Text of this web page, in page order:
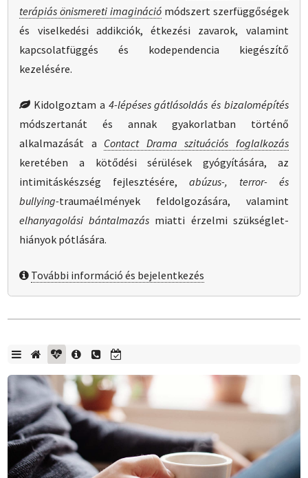
terápiás önismereti imagináció módszert szerfüggőségek
és viselkedési addikciók, étkezési zavarok, valamint
kapcsolatfüggés és kodependencia kiegészítő
kezelésére.
Kidolgoztam a 4-lépéses gátlásoldás és bizalomépítés
módszertanát és annak gyakorlatban történő
alkalmazását a Contact Drama szituációs foglalkozás
keretében a kötődési sérülések gyógyítására, az
intimitáskészség fejlesztésére, abúzus-, terror- és
bullying-trauma­élmények feldolgozására, valamint
elhanyagolási bántalmazás miatti érzelmi szükséglet­
hiányok pótlására.
További információ és bejelentkezés